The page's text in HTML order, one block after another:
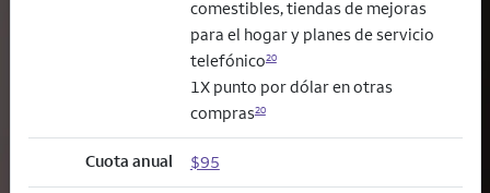
comestibles, tiendas de mejoras
para el hogar y planes de servicio
telefónico20
1X punto por dólar en otras
compras20
Cuota anual $95